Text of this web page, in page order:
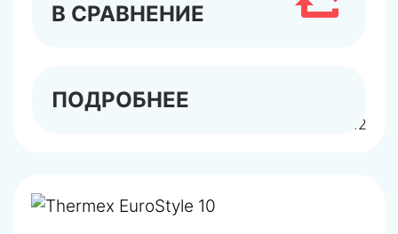
арт.412112
В СРАВНЕНИЕ
ПОДРОБНЕЕ